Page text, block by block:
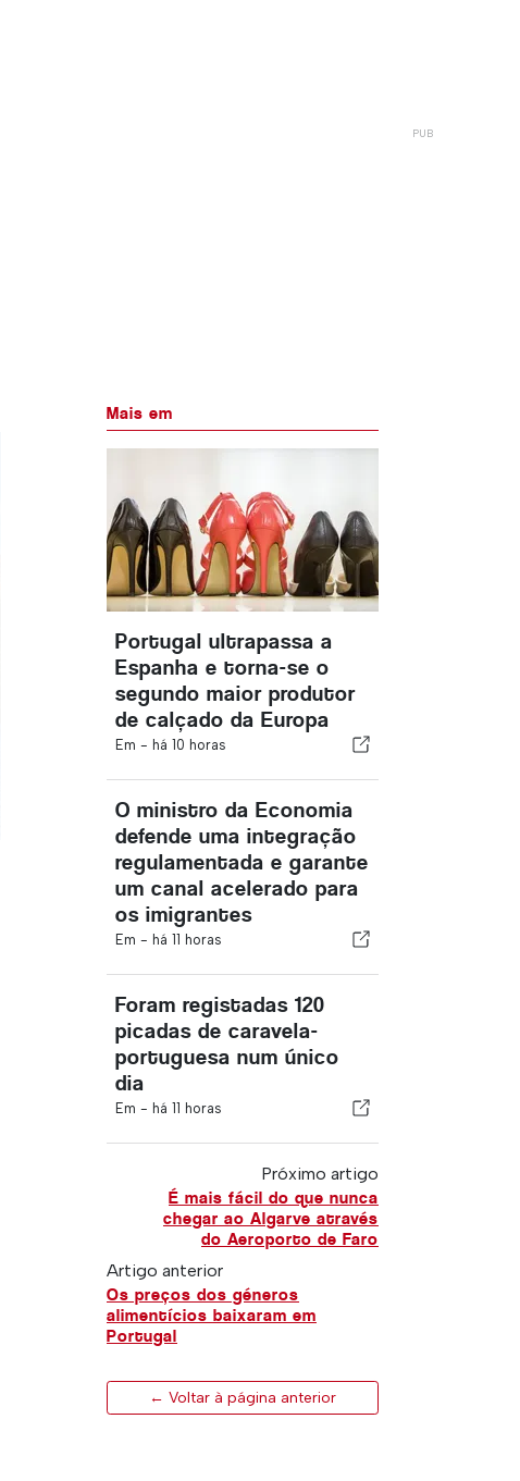
Mais em
Portugal ultrapassa a
Espanha e torna-se o
segundo maior produtor
de calçado da Europa
Em - há 10 horas
O ministro da Economia
defende uma integração
regulamentada e garante
um canal acelerado para
os imigrantes
Em - há 11 horas
Foram registadas 120
picadas de caravela-
portuguesa num único
dia
Em - há 11 horas
Próximo artigo
É mais fácil do que nunca
chegar ao Algarve através
do Aeroporto de Faro
Artigo anterior
Os preços dos géneros
alimentícios baixaram em
Portugal
← Voltar à página anterior